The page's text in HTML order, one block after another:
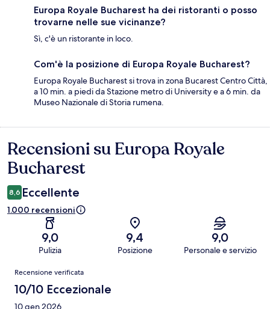
Europa Royale Bucharest ha dei ristoranti o posso
trovarne nelle sue vicinanze?
Sì, c'è un ristorante in loco.
Com'è la posizione di Europa Royale Bucharest?
Europa Royale Bucharest si trova in zona Bucarest Centro Città,
a 10 min. a piedi da Stazione metro di University e a 6 min. da
Museo Nazionale di Storia rumena.
Recensioni
Recensioni su Europa Royale
Bucharest
8,6 Eccellente
1.000 recensioni
9,0
Pulizia
9,4
Posizione
9,0
Personale e servizio
Recensioni
Recensione verificata
10/10 Eccezionale
10 gen 2026